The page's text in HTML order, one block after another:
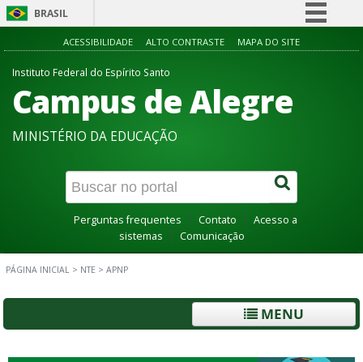
BRASIL
Simplifique!
Acesso à informação
Canais
ACESSIBILIDADE ALTO CONTRASTE MAPA DO SITE
Instituto Federal do Espírito Santo
Campus de Alegre
MINISTÉRIO DA EDUCAÇÃO
Perguntas frequentes Contato
Acesso a
sistemas
Comunicação
PÁGINA INICIAL > NTE > APNP
MENU